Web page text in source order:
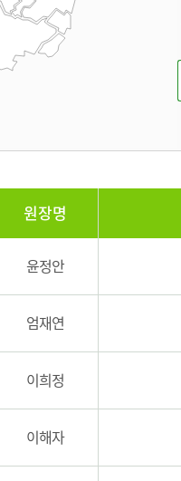
원장명
윤정안
엄재연
이희정
이해자